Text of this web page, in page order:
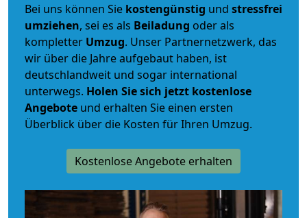
Bei uns können Sie kostengünstig und stressfrei
umziehen, sei es als Beiladung oder als
kompletter Umzug. Unser Partnernetzwerk, das
wir über die Jahre aufgebaut haben, ist
deutschlandweit und sogar international
unterwegs. Holen Sie sich jetzt kostenlose
Angebote und erhalten Sie einen ersten
Überblick über die Kosten für Ihren Umzug.
Kostenlose Angebote erhalten